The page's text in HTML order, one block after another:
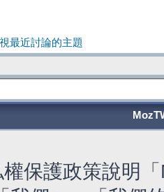
最近討論的主題
保護政策說明